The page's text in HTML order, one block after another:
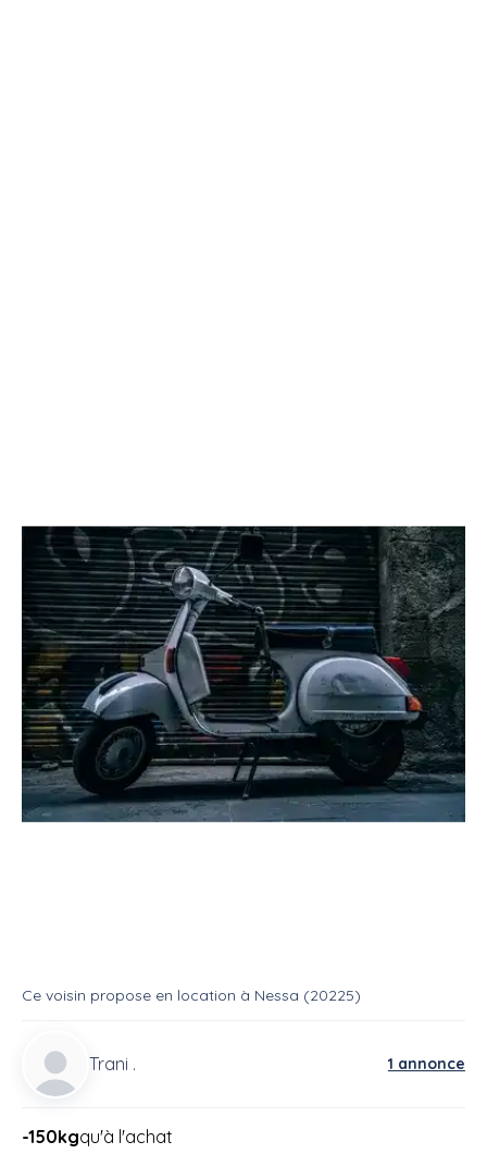
Location Véhicule Scooter
Scooter x9 125
Location Scooter
(Photo non contractuelle)
Ce voisin propose en location à Nessa (20225)
Trani . 1 annonce
-150kgqu'à l'achat